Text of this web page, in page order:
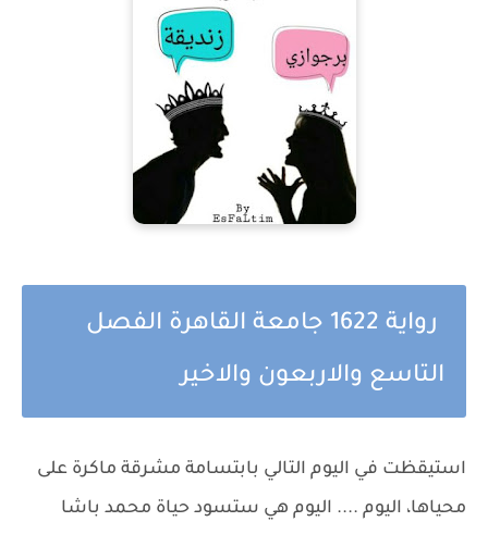
رواية 1622 جامعة القاهرة الفصل
التاسع والاربعون والاخير
استيقظت في اليوم التالي بابتسامة مشرقة ماكرة على
محياها، اليوم .... اليوم هي ستسود حياة محمد باشا